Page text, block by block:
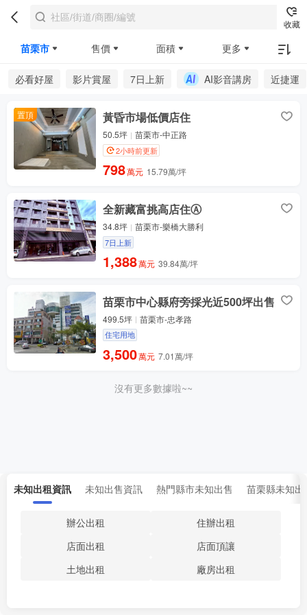
收藏
苗栗市 售價 面積 更多
必看好屋 影片賞屋 7日上新 AI影音講房 近捷運
置頂 黃昏市場低價店住
50.5坪 苗栗市-中正路
2小時前更新
798萬元 15.79萬/坪
全新藏富挑高店住Ⓐ
34.8坪 苗栗市-樂橋大勝利
7日上新
1,388萬元 39.84萬/坪
苗栗市中心縣府旁採光近500坪出售
499.5坪 苗栗市-忠孝路
住宅用地
3,500萬元 7.01萬/坪
沒有更多數據啦~~
未知出租資訊 未知出售資訊 熱門縣市未知出售 苗栗縣未知出
辦公出租
住辦出租
店面出租
店面頂讓
土地出租
廠房出租